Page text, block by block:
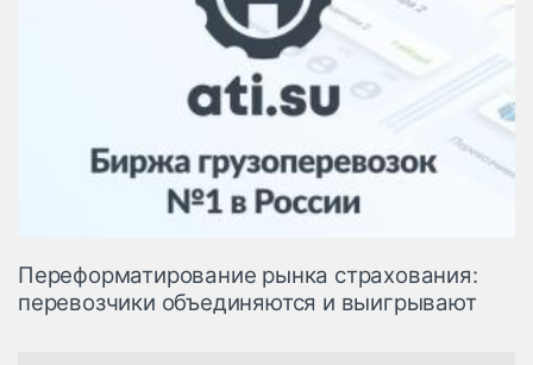
Переформатирование рынка страхования:
перевозчики объединяются и выигрывают